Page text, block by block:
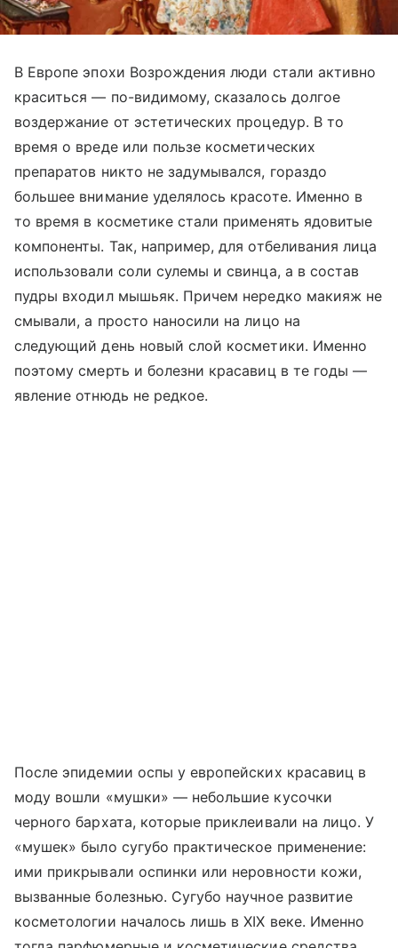
В Европе эпохи Возрождения люди стали активно
краситься — по-видимому, сказалось долгое
воздержание от эстетических процедур. В то
время о вреде или пользе косметических
препаратов никто не задумывался, гораздо
большее внимание уделялось красоте. Именно в
то время в косметике стали применять ядовитые
компоненты. Так, например, для отбеливания лица
использовали соли сулемы и свинца, а в состав
пудры входил мышьяк. Причем нередко макияж не
смывали, а просто наносили на лицо на
следующий день новый слой косметики. Именно
поэтому смерть и болезни красавиц в те годы —
явление отнюдь не редкое.
После эпидемии оспы у европейских красавиц в
моду вошли «мушки» — небольшие кусочки
черного бархата, которые приклеивали на лицо. У
«мушек» было сугубо практическое применение:
ими прикрывали оспинки или неровности кожи,
вызванные болезнью. Сугубо научное развитие
косметологии началось лишь в XIX веке. Именно